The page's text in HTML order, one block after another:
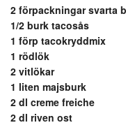
2 förpackningar svarta
1/2 burk tacosås
1 förp tacokryddmix
1 rödlök
2 vitlökar
1 liten majsburk
2 dl creme freiche
2 dl riven ost